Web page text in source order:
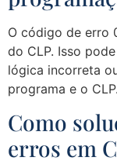
O código de erro
do CLP. Isso
lógica incorreta
programa e o CLP.
Como
erros em